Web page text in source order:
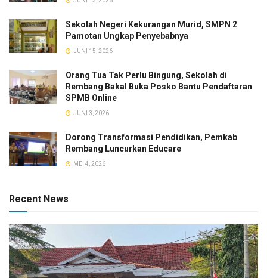
Sekolah Negeri Kekurangan Murid, SMPN 2
Pamotan Ungkap Penyebabnya
JUNI 15, 2026
Orang Tua Tak Perlu Bingung, Sekolah di
Rembang Bakal Buka Posko Bantu Pendaftaran
SPMB Online
JUNI 3, 2026
Dorong Transformasi Pendidikan, Pemkab
Rembang Luncurkan Educare
MEI 4, 2026
Recent News